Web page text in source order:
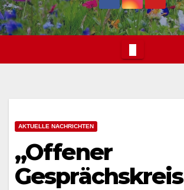
AKTUELLE NACHRICHTEN
„Offener
Gesprächskreis